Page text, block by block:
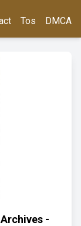
Tos DMCA
-